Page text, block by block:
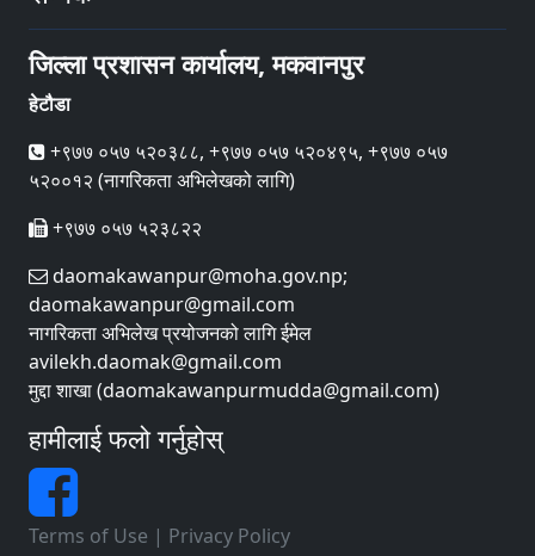
जिल्ला प्रशासन कार्यालय, मकवानपुर
हेटौडा
+९७७ ०५७ ५२०३८८, +९७७ ०५७ ५२०४९५, +९७७ ०५७
५२००१२ (नागरिकता अभिलेखको लागि)
+९७७ ०५७ ५२३८२२
daomakawanpur@moha.gov.np;
daomakawanpur@gmail.com
नागरिकता अभिलेख प्रयोजनको लागि ईमेल
avilekh.daomak@gmail.com
मुद्दा शाखा (daomakawanpurmudda@gmail.com)
हामीलाई फलो गर्नुहोस्
Terms of Use | Privacy Policy